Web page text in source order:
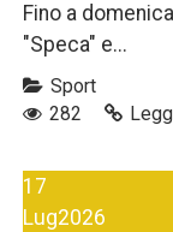
Fino a
"Speca" e...
Sport
282
17
Lug2026